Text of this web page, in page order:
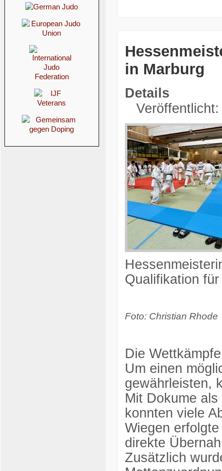
in Marburg
Details
Qualifikation
Foto: Christian Rhode
Die
Um einen
gewährleisten,
Mit Dokume
konnten viele
Wiegen
direkte
Zusätzlich